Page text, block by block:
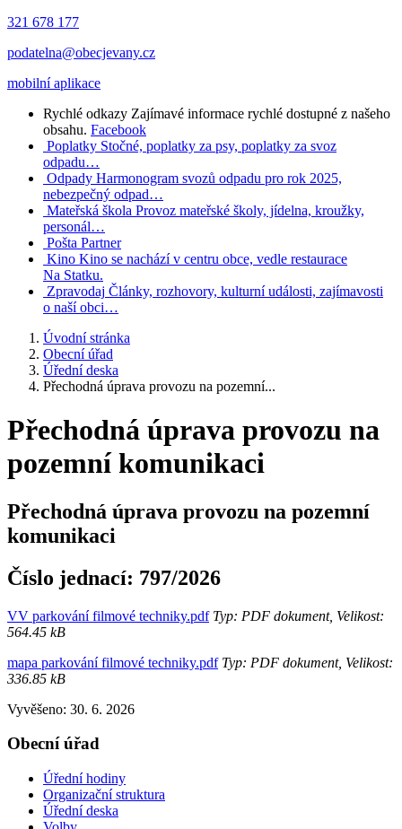
321 678 177
podatelna@obecjevany.cz
mobilní aplikace
Rychlé odkazy Zajímavé informace rychlé dostupné z našeho
obsahu. Facebook
Poplatky Stočné, poplatky za psy, poplatky za svoz
odpadu…
Odpady Harmonogram svozů odpadu pro rok 2025,
nebezpečný odpad…
Mateřská škola Provoz mateřské školy, jídelna, kroužky,
personál…
Pošta Partner
Kino Kino se nachází v centru obce, vedle restaurace
Na Statku.
Zpravodaj Články, rozhovory, kulturní události, zajímavosti
o naší obci…
Úvodní stránka
Obecní úřad
Úřední deska
Přechodná úprava provozu na pozemní...
Přechodná úprava provozu na
pozemní komunikaci
Přechodná úprava provozu na pozemní
komunikaci
Číslo jednací: 797/2026
VV parkování filmové techniky.pdfTyp: PDF dokument, Velikost:
564.45 kB
mapa parkování filmové techniky.pdfTyp: PDF dokument, Velikost:
336.85 kB
Vyvěšeno: 30. 6. 2026
Obecní úřad
Úřední hodiny
Organizační struktura
Úřední deska